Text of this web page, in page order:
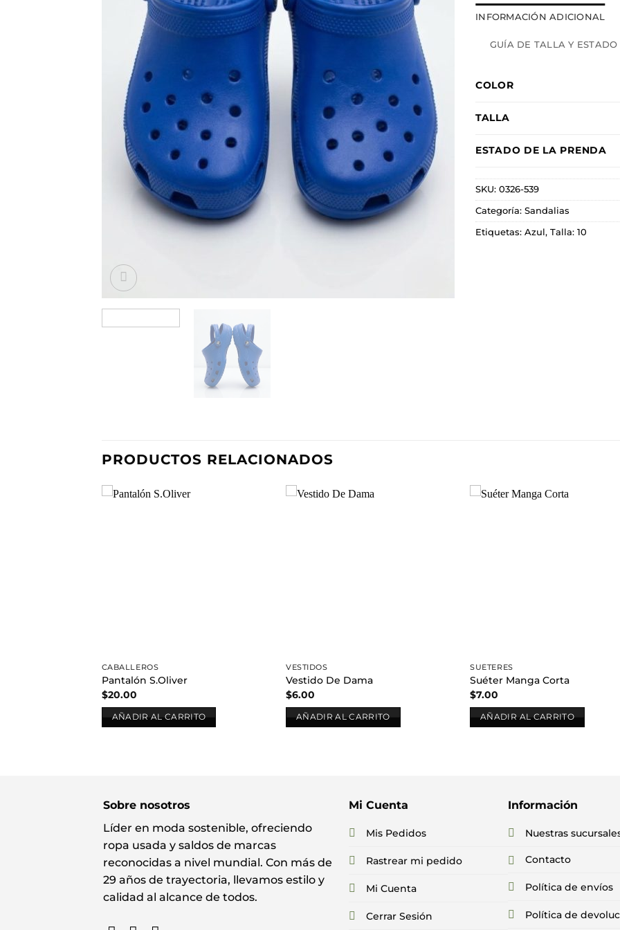
INFORMACIÓN ADICIONAL
GUÍA DE TALLA Y
COLOR
TALLA
ESTADO DE LA PRENDA
SKU: 0326-539
Categoría: Sandalias
Etiquetas: Azul, Talla: 10
PRODUCTOS RELACIONADOS
CABALLEROS
Pantalón S.Oliver
$20.00
AÑADIR AL CARRITO
VESTIDOS
Vestido De Dama
$6.00
AÑADIR AL CARRITO
SUÉTERES
Suéter Manga Corta
$7.00
AÑADIR AL CARRITO
Sobre nosotros
Líder en moda sostenible, ofreciendo
ropa usada y saldos de marcas
reconocidas a nivel mundial. Con más de
29 años de trayectoria, llevamos estilo y
calidad al alcance de todos.
Mi Cuenta
Mis Pedidos
Rastrear mi pedido
Mi Cuenta
Cerrar Sesión
Información
Nuestras
Contacto
Política de envíos
Política de